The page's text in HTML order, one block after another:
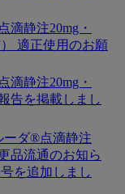
滴静注20mg・
適正使用のお願
滴静注20mg・
告を掲載しまし
ーダ®点滴静注
品流通のお知ら
を追加しまし